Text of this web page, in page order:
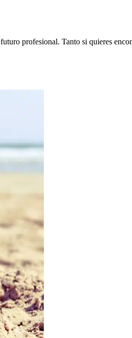
profesional. Tanto si quieres